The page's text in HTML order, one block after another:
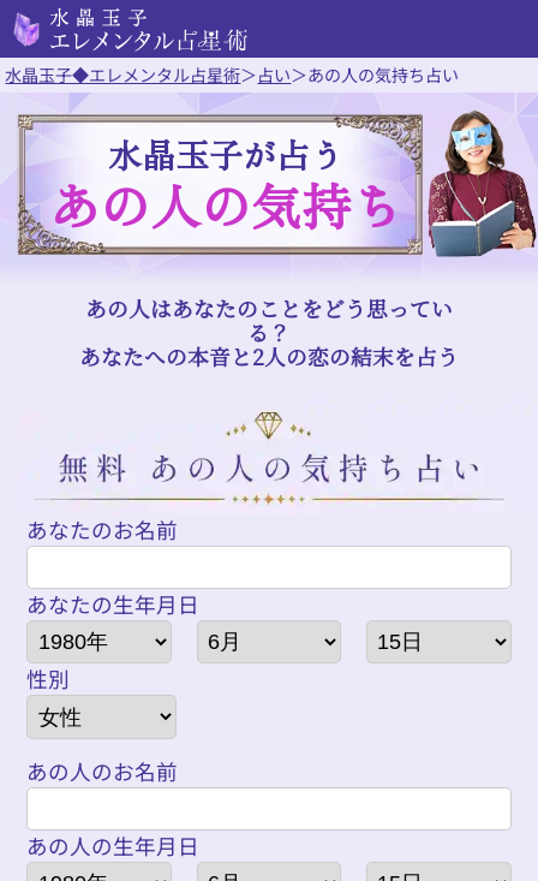
水晶玉子◆エレメンタル占星術＞占い＞あの人の気持ち占い
水晶玉子が占う
あの人の気持ち
あの人はあなたのことをどう思ってい
る？
あなたへの本音と2人の恋の結末を占う
あなたのお名前
あなたの生年月日
性別
あの人のお名前
あの人の生年月日